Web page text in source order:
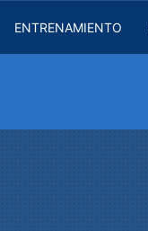
ENTRENAMIENTO